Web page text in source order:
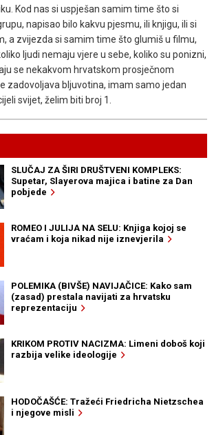
Kod nas si uspješan samim time što si
napisao bilo kakvu pjesmu, ili knjigu, ili si
a zvijezda si samim time što glumiš u filmu,
ljudi nemaju vjere u sebe, koliko su ponizni,
se nekakvom hrvatskom prosječnom
zadovoljava bljuvotina, imam samo jedan
svijet, želim biti broj 1.
SLUČAJ ZA ŠIRI DRUŠTVENI KOMPLEKS:
Supetar, Slayerova majica i batine za Dan
pobjede
ROMEO I JULIJA NA SELU: Knjiga kojoj se
vraćam i koja nikad nije iznevjerila
POLEMIKA (BIVŠE) NAVIJAČICE: Kako sam
(zasad) prestala navijati za hrvatsku
reprezentaciju
KRIKOM PROTIV NACIZMA: Limeni doboš koji
razbija velike ideologije
HODOČAŠĆE: Tražeći Friedricha Nietzschea
i njegove misli